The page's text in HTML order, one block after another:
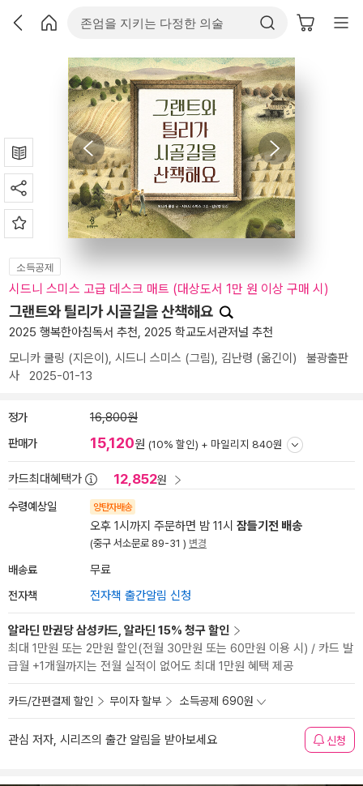
소득공제
시드니 스미스 고급 데스크 매트 (대상도서 1만 원 이상 구매 시)
그랜트와 틸리가 시골길을 산책해요
2025 행복한아침독서 추천, 2025 학교도서관저널 추천
모니카 쿨링 (지은이), 시드니 스미스 (그림), 김난령 (옮긴이) 불광출판
사 2025-01-13
정가 16,800원
판매가 15,120원 (10% 할인) + 마일리지 840원
카드최대혜택가 12,852원
수령예상일 양탄자배송
오후 1시까지 주문하면 밤 11시 잠들기전 배송
(중구 서소문로 89-31 ) 변경
배송료 무료
전자책 전자책 출간알림 신청
알라딘 만권당 삼성카드, 알라딘 15% 청구 할인
최대 1만원 또는 2만원 할인(전월 30만원 또는 60만원 이용 시) / 카드 발
급월 +1개월까지는 전월 실적이 없어도 최대 1만원 혜택 제공
카드/간편결제 할인 무이자 할부 소득공제 690원
관심 저자, 시리즈의 출간 알림을 받아보세요 신청